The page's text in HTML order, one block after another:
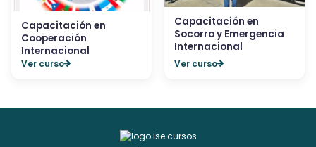
Capacitación en
Cooperación
Internacional
Ver curso
Capacitación en
Socorro y Emergencia
Internacional
Ver curso